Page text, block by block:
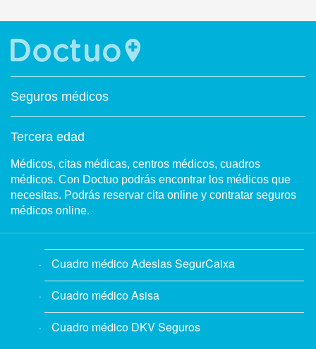
Seguros médicos
Tercera edad
Médicos, citas médicas, centros médicos, cuadros
médicos. Con Doctuo podrás encontrar los médicos que
necesitas. Podrás reservar cita online y contratar seguros
médicos online.
Cuadro médico Adeslas SegurCaixa
Cuadro médico Asisa
Cuadro médico DKV Seguros